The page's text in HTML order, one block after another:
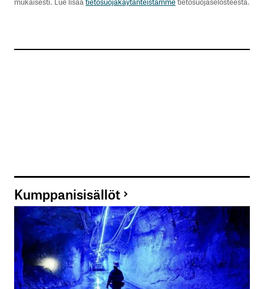
Kumppanisisällöt